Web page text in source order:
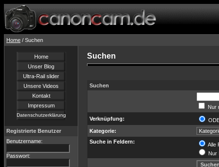
Home / Suchen
Home
Unser Blog
Ultra-Rail slider
Unsere Videos
Kontakt
Impressum
Datenschutzerklärung
Registrierte Benutzer
Benutzername:
Passwort:
Suchen
Suchen
Nur
Verknüpfung:
Kategorie:
Suche in Feldern:
Alle
Nur